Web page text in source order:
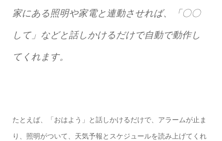
家にある照明や家電と連動させれば、「〇〇
して」などと話しかけるだけで自動で動作し
てくれます。
たとえば、「おはよう」と話しかけるだけで、アラームが止ま
り、照明がついて、天気予報とスケジュールを読み上げてくれ